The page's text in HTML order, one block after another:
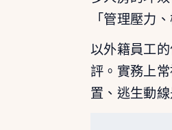
「管理壓力
以外籍員工
評。實務上
置、逃生動